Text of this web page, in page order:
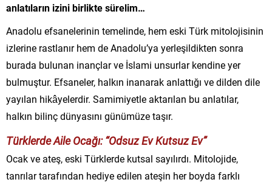
anlatıların izini birlikte sürelim…
Anadolu efsanelerinin temelinde, hem eski Türk mitolojisinin
izlerine rastlanır hem de Anadolu’ya yerleşildikten sonra
burada bulunan inançlar ve İslami unsurlar kendine yer
bulmuştur. Efsaneler, halkın inanarak anlattığı ve dilden dile
yayılan hikâyelerdir. Samimiyetle aktarılan bu anlatılar,
halkın bilinç dünyasını günümüze taşır.
Türklerde Aile Ocağı: “Odsuz Ev Kutsuz Ev”
Ocak ve ateş, eski Türklerde kutsal sayılırdı. Mitolojide,
tanrılar tarafından hediye edilen ateşin her boyda farklı